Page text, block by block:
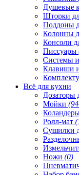
Душевые
Шторки
Поддоны
Колонны
Консоли
Писсуары
Системы
Клавиши
Всё для кухни
Дозаторы
Мойки
Ролл-мат
Сушилки
Ножи (0)